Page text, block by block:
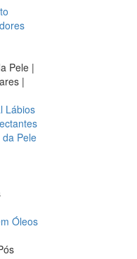
Pele |
|
Lábios
Pele
Óleos